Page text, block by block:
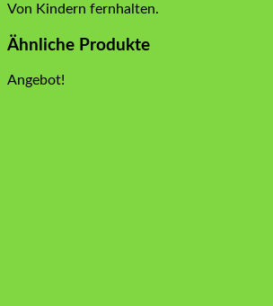
Von Kindern fernhalten.
Ähnliche Produkte
Angebot!